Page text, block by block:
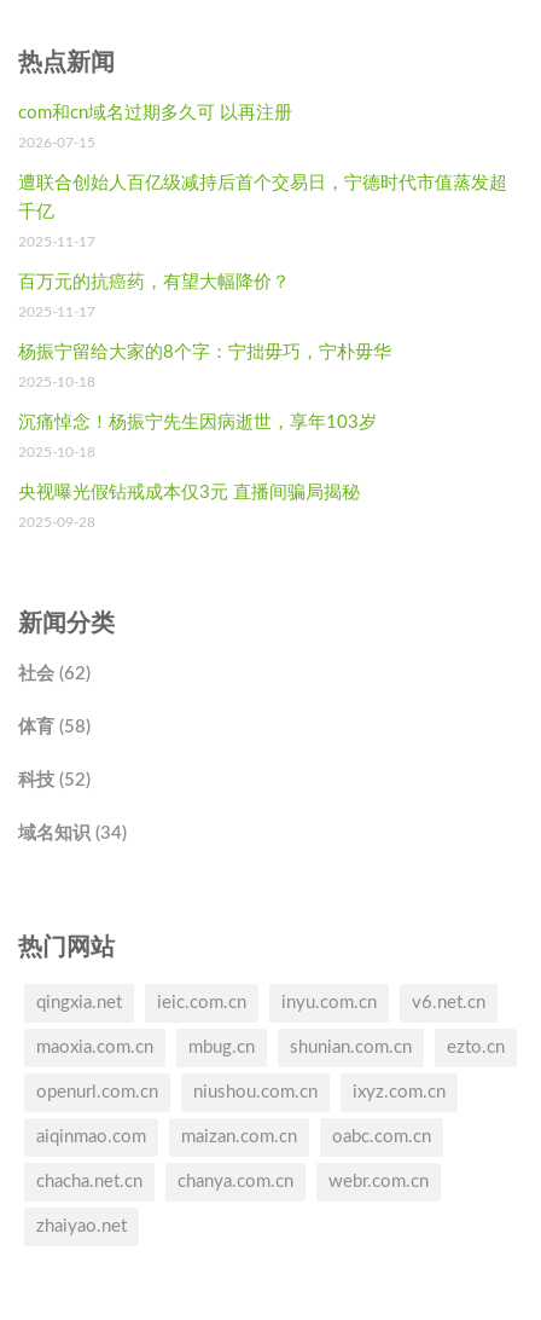
热点新闻
com和cn域名过期多久可 以再注册
2026-07-15
遭联合创始人百亿级减持后首个交易日，宁德时代市值蒸发超
千亿
2025-11-17
百万元的抗癌药，有望大幅降价？
2025-11-17
杨振宁留给大家的8个字：宁拙毋巧，宁朴毋华
2025-10-18
沉痛悼念！杨振宁先生因病逝世，享年103岁
2025-10-18
央视曝光假钻戒成本仅3元 直播间骗局揭秘
2025-09-28
新闻分类
社会 (62)
体育 (58)
科技 (52)
域名知识 (34)
热门网站
qingxia.net ieic.com.cn inyu.com.cn v6.net.cn
maoxia.com.cn mbug.cn shunian.com.cn ezto.cn
openurl.com.cn niushou.com.cn ixyz.com.cn
aiqinmao.com maizan.com.cn oabc.com.cn
chacha.net.cn chanya.com.cn webr.com.cn
zhaiyao.net